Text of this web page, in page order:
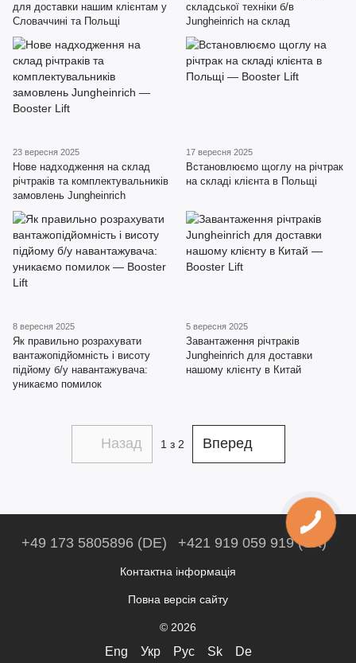
для доставки нашим клієнтам у
Словаччині та Польщі
складської техніки б/в
Jungheinrich на склад
23 вересня 2025
Нове надходження на склад
річтраків та комплектувальників
замовлень Jungheinrich
17 вересня 2025
Встановлюємо щоглу на річтрак
на складі клієнта в Польщі
8 вересня 2025
Як правильно розрахувати
вантажопідйомність і висоту
підйому б/у навантажувача:
уникаємо помилок
5 вересня 2025
Завантаження річтраків
Jungheinrich для доставки
нашому клієнту в Китай
Назад 1 з 2 Вперед
+49 173 5805896 (DE) +421 919 059 919 (SK)
Контактна інформація
Повна версія сайту
© 2026
Eng Укр Рус Sk De